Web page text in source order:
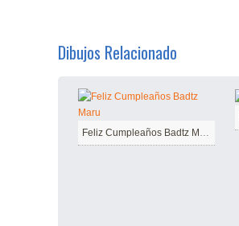
Dibujos Relacionado
Feliz Cumpleaños Badtz Maru